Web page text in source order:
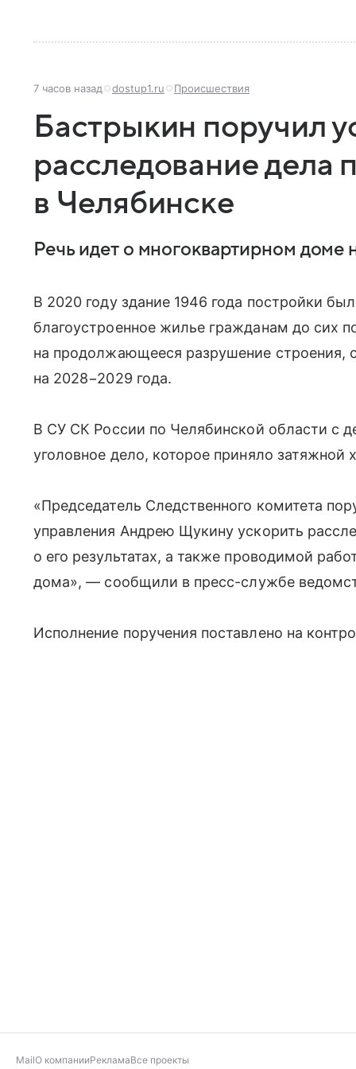
7 часов назад dostup1.ru Происшествия
Бастрыкин поручил
расследование дела
в Челябинске
Речь идет о многоквартирном доме
В 2020 году здание 1946 года постройки
благоустроенное жилье гражданам до сих
на продолжающееся разрушение строения,
на 2028−2029 года.
В СУ СК России по Челябинской области с
уголовное дело, которое приняло затяжной
«Председатель Следственного комитета
управления Андрею Щукину ускорить
о его результатах, а также проводимой
дома», — сообщили в пресс-службе
Исполнение поручения поставлено на
MailО компанииРекламаВсе проекты